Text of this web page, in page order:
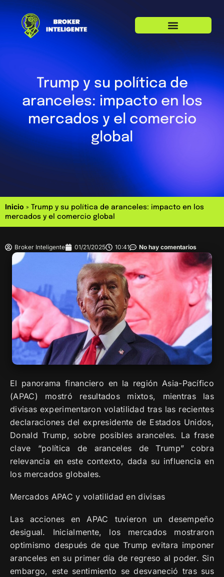
Trump y su política de
aranceles: impacto en los
mercados y el comercio
global
Inicio »
Trump y su política de aranceles: impacto en los
mercados y el comercio global
Broker Inteligente 01/21/2025 10:41 No hay comentarios
El panorama financiero en la región Asia-Pacífico
(APAC) mostró resultados mixtos, mientras las
divisas experimentaron volatilidad tras las recientes
declaraciones del expresidente de Estados Unidos,
Donald Trump, sobre posibles aranceles. La frase
clave “política de aranceles de Trump” cobra
relevancia en este contexto, dada su influencia en
los mercados globales.
Mercados APAC y volatilidad en divisas
Las acciones en APAC tuvieron un desempeño
desigual. Inicialmente, los mercados mostraron
optimismo después de que Trump evitara imponer
aranceles en su primer día de regreso al poder. Sin
embargo, este sentimiento se desvaneció tras sus